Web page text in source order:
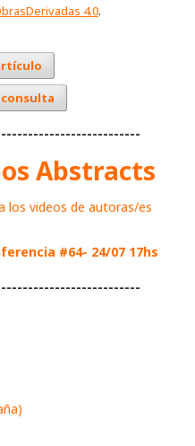
4.0.
consulta
Abstracts
los videos de autoras/es
#64- 24/07 17hs